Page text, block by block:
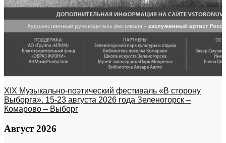
XIX Музыкально-поэтический фестиваль «В сторону
Выборга». 15-23 августа 2026 года Зеленогорск –
Комарово – Выборг
Август 2026